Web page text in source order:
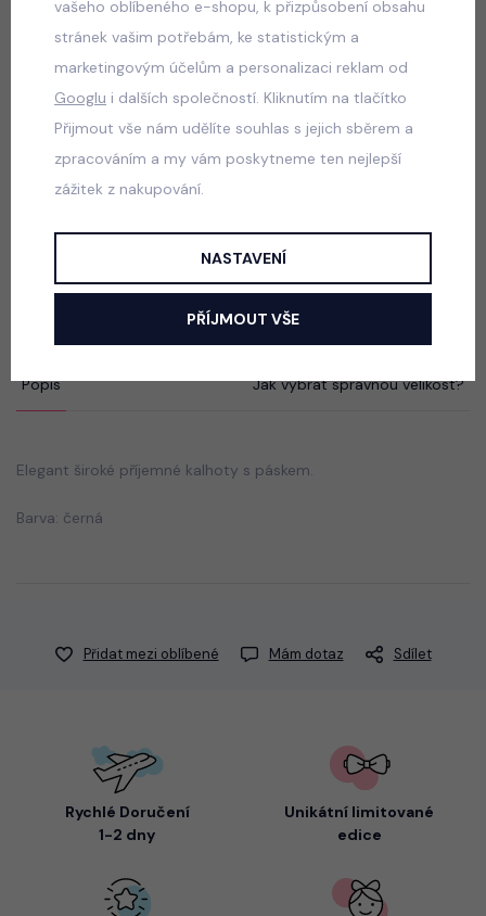
Acid wash pink lounge tepláky
skladem
440 Kč
Acid wash cappuccino lounge tepláky
440 Kč
Popis Jak vybrat správnou velikost?
Elegant široké příjemné kalhoty s páskem.
Barva: černá
Přidat mezi oblíbené Mám dotaz Sdílet
Rychlé Doručení
1-2 dny
Unikátní limitované
edice
vašeho oblíbeného e-shopu, k přizpůsobení obsahu
stránek vašim potřebám, ke statistickým a
marketingovým účelům a personalizaci reklam od
Googlu i dalších společností. Kliknutím na tlačítko
Přijmout vše nám udělíte souhlas s jejich sběrem a
zpracováním a my vám poskytneme ten nejlepší
zážitek z nakupování.
NASTAVENÍ
PŘÍJMOUT VŠE